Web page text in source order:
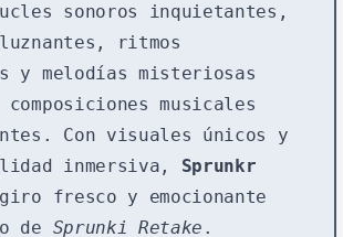
sonoros inquietantes,
ritmos
y melodías misteriosas
musicales
Con visuales únicos y
inmersiva, Sprunkr
fresco y emocionante
de Sprunki Retake .